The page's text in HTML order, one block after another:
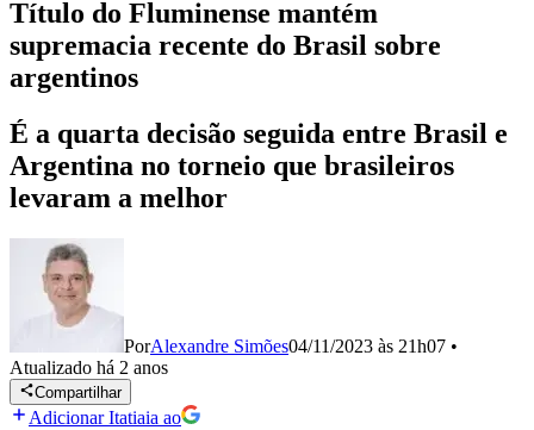
Título do Fluminense mantém
supremacia recente do Brasil sobre
argentinos
É a quarta decisão seguida entre Brasil e
Argentina no torneio que brasileiros
levaram a melhor
PorAlexandre Simões04/11/2023 às 21h07 •
Atualizado há 2 anos
Compartilhar
Adicionar Itatiaia ao